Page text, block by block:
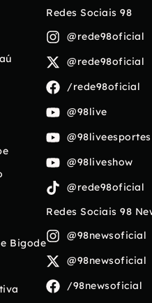
Bigode
Redes Sociais 98
@rede98oficial
@rede98oficial
/rede98oficial
@98live
@98liveesportes
@98liveshow
@rede98oficial
Redes Sociais 98
@98newsoficial
@98newsoficial
/98newsoficial